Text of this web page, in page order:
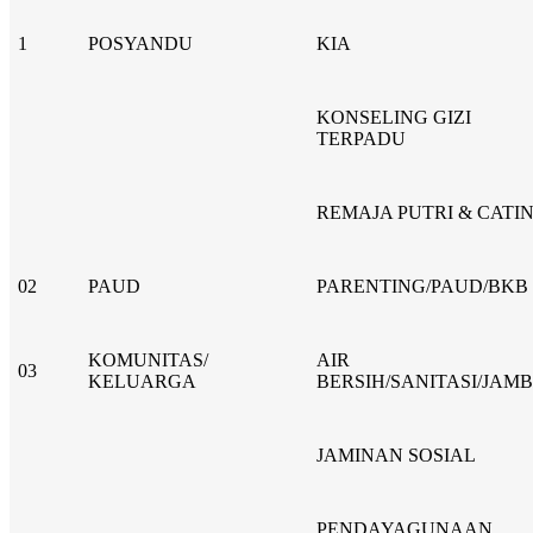
1 POSYANDU KIA
KONSELING GIZI
TERPADU
REMAJA PUTRI & CATIN
02 PAUD PARENTING/PAUD/BKB
03
KOMUNITAS/
KELUARGA
AIR
BERSIH/SANITASI/
JAMINAN SOSIAL